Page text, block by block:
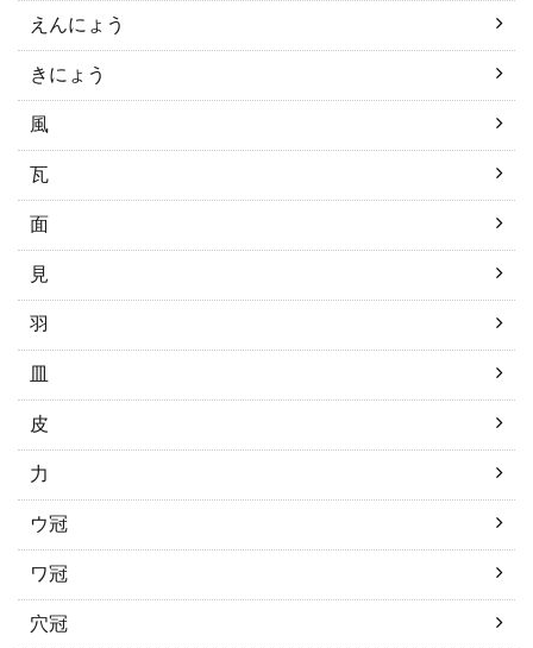
えんにょう
きにょう
風
瓦
面
見
羽
皿
皮
力
ウ冠
ワ冠
穴冠